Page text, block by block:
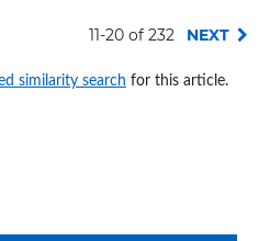
11-20 of 232 NEXT
similarity search for this article.